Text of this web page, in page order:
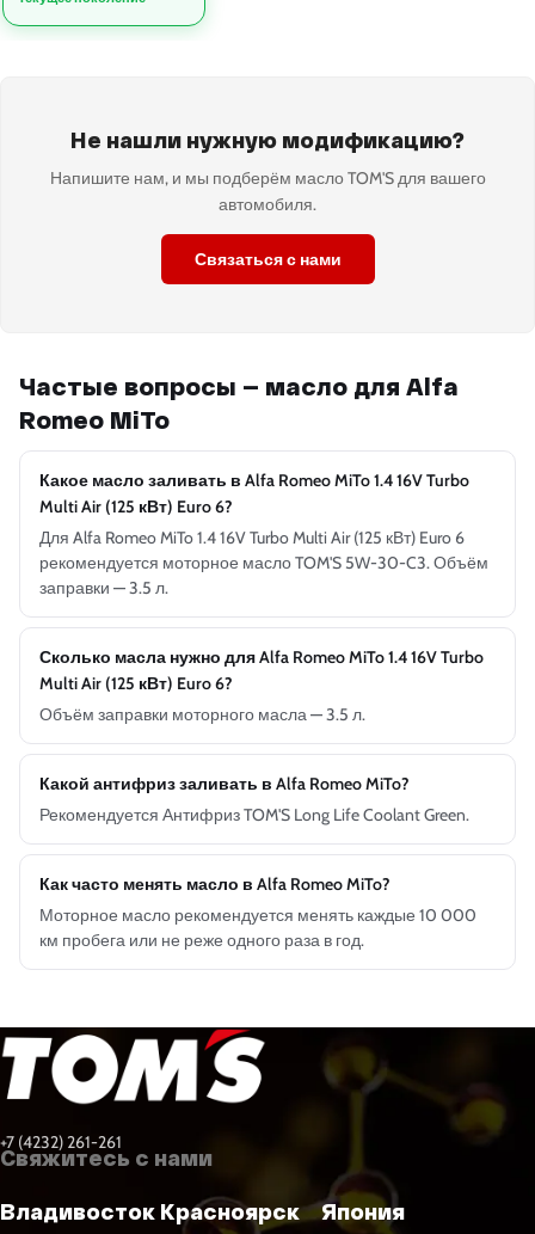
Не нашли нужную модификацию?
Напишите нам, и мы подберём масло TOM'S для вашего
автомобиля.
Связаться с нами
Частые вопросы — масло для Alfa
Romeo MiTo
Какое масло заливать в Alfa Romeo MiTo 1.4 16V Turbo
Multi Air (125 кВт) Euro 6?
Для Alfa Romeo MiTo 1.4 16V Turbo Multi Air (125 кВт) Euro 6
рекомендуется моторное масло TOM'S 5W-30-C3. Объём
заправки — 3.5 л.
Сколько масла нужно для Alfa Romeo MiTo 1.4 16V Turbo
Multi Air (125 кВт) Euro 6?
Объём заправки моторного масла — 3.5 л.
Какой антифриз заливать в Alfa Romeo MiTo?
Рекомендуется Антифриз TOM'S Long Life Coolant Green.
Как часто менять масло в Alfa Romeo MiTo?
Моторное масло рекомендуется менять каждые 10 000
км пробега или не реже одного раза в год.
+7 (4232) 261-261
Свяжитесь с нами
Владивосток Красноярск Япония